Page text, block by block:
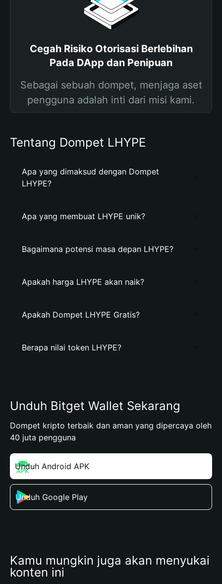
Cegah Risiko Otorisasi Berlebihan
Pada DApp dan Penipuan
Sebagai sebuah dompet, menjaga aset
pengguna adalah inti dari misi kami.
Tentang Dompet LHYPE
Apa yang dimaksud dengan Dompet
LHYPE?
Apa yang membuat LHYPE unik?
Bagaimana potensi masa depan LHYPE?
Apakah harga LHYPE akan naik?
Apakah Dompet LHYPE Gratis?
Berapa nilai token LHYPE?
Unduh Bitget Wallet Sekarang
Dompet kripto terbaik dan aman yang dipercaya oleh
40 juta pengguna
Unduh Android APK
Unduh Google Play
Kamu mungkin juga akan menyukai
konten ini